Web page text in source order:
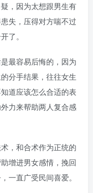
，因为太想跟男生有
失，压得对方喘不过
了。
最容易后悔的，因为
分手结果，往往女生
道应该怎么合适的表
力来帮助两人复合感
，和合术作为正统的
增进男女感情，挽回
一直广受民间喜爱。